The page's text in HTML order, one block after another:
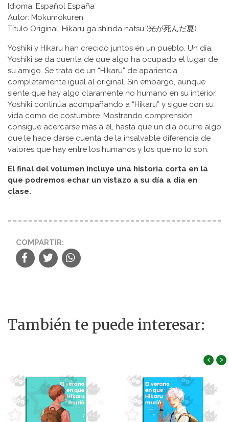
Idioma: Español España
Autor: Mokumokuren
Título Original: Hikaru ga shinda natsu (光が死んだ夏)
Yoshiki y Hikaru han crecido juntos en un pueblo. Un día,
Yoshiki se da cuenta de que algo ha ocupado el lugar de
su amigo. Se trata de un “Hikaru” de apariencia
completamente igual al original. Sin embargo, aunque
siente que hay algo claramente no humano en su interior,
Yoshiki continúa acompañando a “Hikaru” y sigue con su
vida como de costumbre. Mostrando comprensión
consigue acercarse más a él, hasta que un día ocurre algo
que le hace darse cuenta de la insalvable diferencia de
valores que hay entre los humanos y los que no lo son.
El final del volumen incluye una historia corta en la
que podremos echar un vistazo a su día a día en
clase.
COMPARTIR:
También te puede interesar:
‹ ›